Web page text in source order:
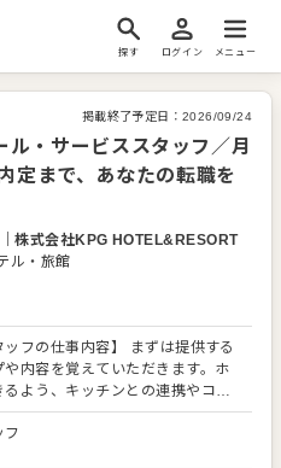
探す ログイン メニュー
掲載終了予定日： 2026/09/24
ル・サービススタッフ／月
定まで、あなたの転職を
｜株式会社KPG HOTEL&RESORT
ル・旅館
ッフの仕事内容】 まずは提供する
内容を覚えていただきます。ホ
よう、キッチンとの連携やコミ
てください。 お店の顔として、
葉をいただいたり、改善要求な
フ